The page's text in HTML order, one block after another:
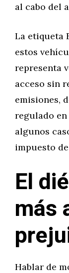
al cabo del
La etiqueta
estos
representa
acceso sin
emisiones,
regulado
algunos
impuesto
El
más
Hablar de